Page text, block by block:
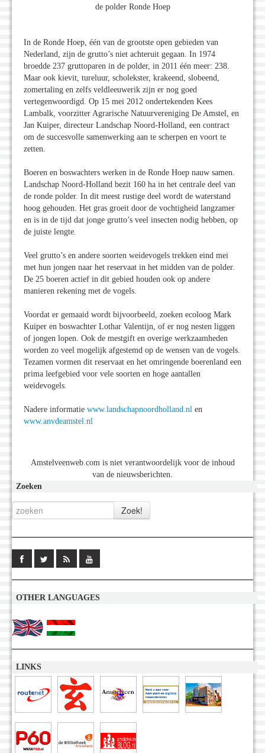
de polder Ronde Hoep
In de Ronde Hoep, één van de grootste open gebieden van
Nederland, zijn de grutto’s niet achteruit gegaan. In 1974
broedde 237 gruttoparen in de polder, in 2011 één meer: 238.
Maar ook kievit, tureluur, scholekster, krakeend, slobeend,
zomertaling en zelfs veldleeuwerik zijn er nog goed
vertegenwoordigd. Op 15 mei 2012 ondertekenden Kees
Lambalk, voorzitter Agrarische Natuurvereniging De Amstel, en
Jan Kuiper, directeur Landschap Noord-Holland, een contract
om de succesvolle samenwerking aan te scherpen en voort te
zetten.
Boeren en boswachters werken in de Ronde Hoep nauw samen.
Landschap Noord-Holland bezit 160 ha in het centrale deel van
de ronde polder. In dit meest rustige deel wordt de waterstand
hoog gehouden. Het gras groeit door de vochtigheid langzamer
en is in de tijd dat jonge grutto’s veel insecten nodig hebben, op
de juiste lengte.
Veel grutto’s en andere soorten weidevogels trekken eind mei
met hun jongen naar het reservaat in het midden van de polder.
De 25 boeren actief in dit gebied houden ook op andere
manieren rekening met de vogels.
Voordat er gemaaid wordt bijvoorbeeld, zoeken ecoloog Mark
Kuiper en boswachter Lothar Valentijn, of er nog nesten liggen
of jongen lopen. Ook de mestgift en overige werkzaamheden
worden zo veel mogelijk afgestemd op de wensen van de vogels.
Tezamen vormen dit reservaat en het omringende boerenland een
prima leefgebied voor vele soorten en hoge aantallen
weidevogels.
Nadere informatie www.landschapnoordholland.nl en
www.anvdeamstel.nl
Amstelveenweb.com is niet verantwoordelijk voor de inhoud
van de nieuwsberichten.
Zoeken
OTHER LANGUAGES
LINKS